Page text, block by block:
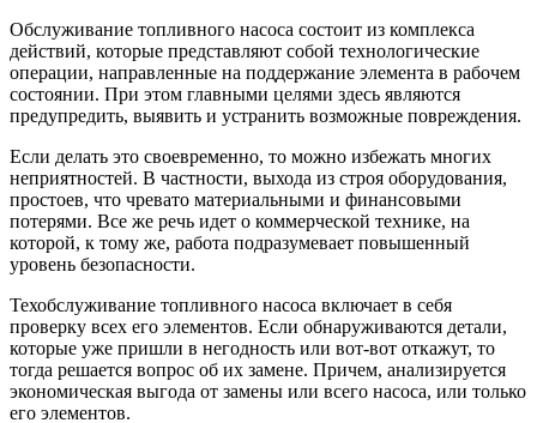
Обслуживание топливного насоса состоит из комплекса
действий, которые представляют собой технологические
операции, направленные на поддержание элемента в рабочем
состоянии. При этом главными целями здесь являются
предупредить, выявить и устранить возможные повреждения.
Если делать это своевременно, то можно избежать многих
неприятностей. В частности, выхода из строя оборудования,
простоев, что чревато материальными и финансовыми
потерями. Все же речь идет о коммерческой технике, на
которой, к тому же, работа подразумевает повышенный
уровень безопасности.
Техобслуживание топливного насоса включает в себя
проверку всех его элементов. Если обнаруживаются детали,
которые уже пришли в негодность или вот-вот откажут, то
тогда решается вопрос об их замене. Причем, анализируется
экономическая выгода от замены или всего насоса, или только
его элементов.